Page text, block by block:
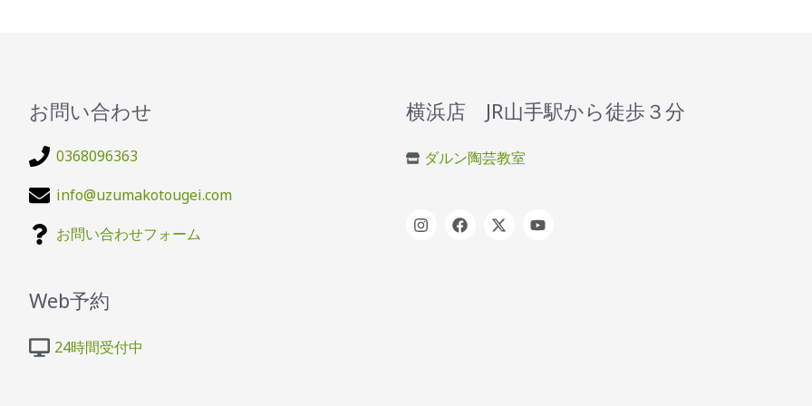
お問い合わせ
0368096363
info@uzumakotougei.com
お問い合わせフォーム
Web予約
24時間受付中
横浜店 JR山手駅から徒歩３分
ダルン陶芸教室